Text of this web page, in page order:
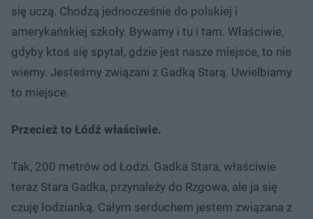
się uczą. Chodzą jednocześnie do polskiej i
amerykańskiej szkoły. Bywamy i tu i tam. Właściwie,
gdyby ktoś się spytał, gdzie jest nasze miejsce, to nie
wiemy. Jesteśmy związani z Gadką Starą. Uwielbiamy
to miejsce.
Przecież to Łódź właściwie.
Tak, 200 metrów od Łodzi. Gadka Stara, właściwie
teraz Stara Gadka, przynależy do Rzgowa, ale ja się
czuję łodzianką. Całym serduchem jestem związana z